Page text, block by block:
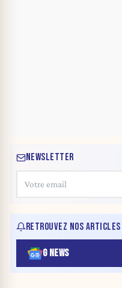
NEWSLETTER
RETROUVEZ NOS ARTICLES
G NEWS